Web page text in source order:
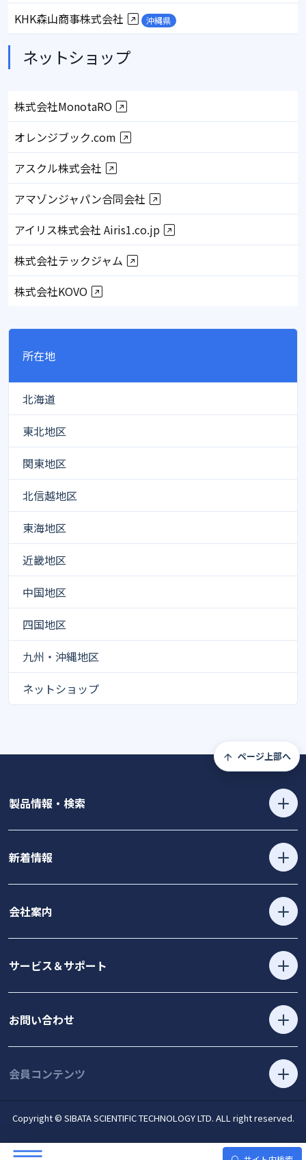
KHK森山商事株式会社 沖縄県
ネットショップ
株式会社MonotaRO
オレンジブック.com
アスクル株式会社
アマゾンジャパン合同会社
アイリス株式会社 Airis1.co.jp
株式会社テックジャム
株式会社KOVO
所在地
北海道
東北地区
関東地区
北信越地区
東海地区
近畿地区
中国地区
四国地区
九州・沖縄地区
ネットショップ
ページ上部へ
製品情報・検索
新着情報
会社案内
サービス＆サポート
お問い合わせ
会員コンテンツ
Copyright © SIBATA SCIENTIFIC TECHNOLOGY LTD. ALL right reserved.